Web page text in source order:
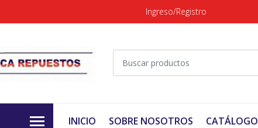
Ingreso/Registro
INICIO SOBRE NOSOTROS CATÁLOGO